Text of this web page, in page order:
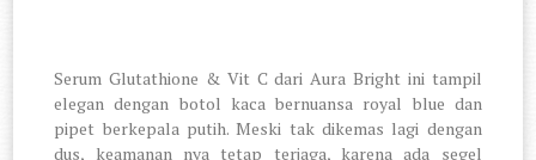
Serum Glutathione & Vit C dari Aura Bright ini tampil
elegan dengan botol kaca bernuansa royal blue dan
pipet berkepala putih. Meski tak dikemas lagi dengan
dus, keamanan nya tetap terjaga, karena ada segel